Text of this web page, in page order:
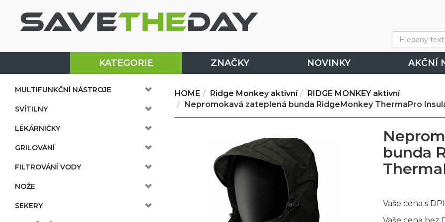
KATEGORIE ZNAČKY NOVINKY AKČNÍ
MULTIFUNKČNÍ NÁSTROJE
SVÍTILNY
LÉKÁRNIČKY
GRILOVÁNÍ
FILTROVÁNÍ VODY
NOŽE
SEKERY
HOME Ridge Monkey aktivní
RIDGE MONKEY aktivní
Nepromokavá zateplená bunda RidgeMonkey ThermaPro
bunda
Vaše cena s